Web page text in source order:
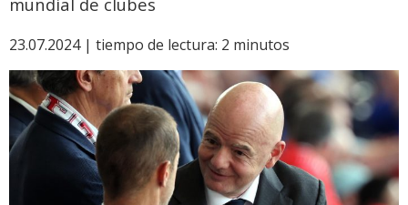
23.07.2024 | tiempo de lectura: 2 minutos